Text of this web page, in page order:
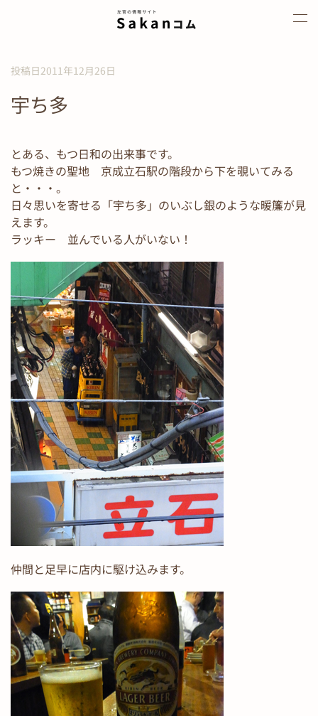
投稿日2011年12月26日
宇ち多
とある、もつ日和の出来事です。
もつ焼きの聖地 京成立石駅の階段から下を覗いてみる
と・・・。
日々思いを寄せる「宇ち多」のいぶし銀のような暖簾が見
えます。
ラッキー 並んでいる人がいない！
仲間と足早に店内に駆け込みます。